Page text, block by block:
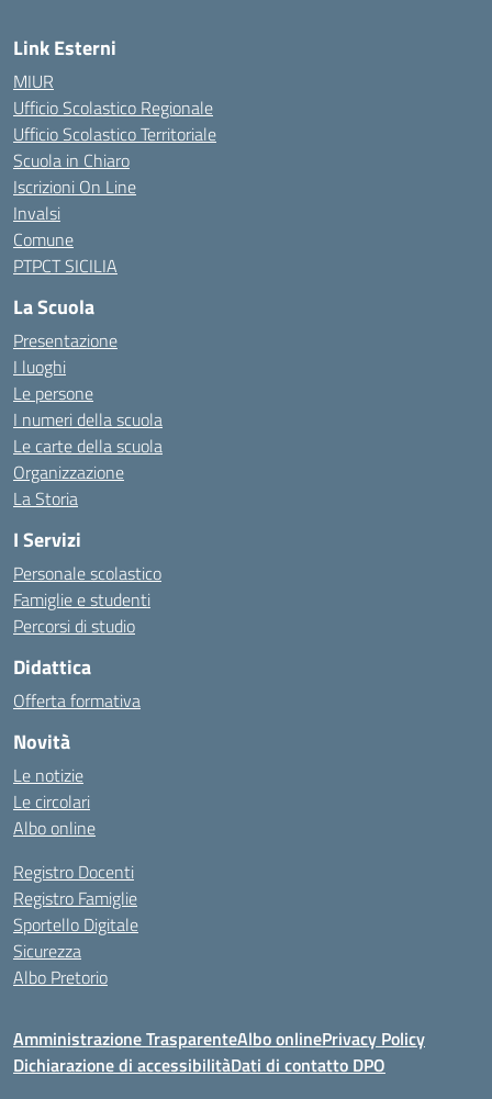
Link Esterni
MIUR
Ufficio Scolastico Regionale
Ufficio Scolastico Territoriale
Scuola in Chiaro
Iscrizioni On Line
Invalsi
Comune
PTPCT SICILIA
La Scuola
Presentazione
I luoghi
Le persone
I numeri della scuola
Le carte della scuola
Organizzazione
La Storia
I Servizi
Personale scolastico
Famiglie e studenti
Percorsi di studio
Didattica
Offerta formativa
Novità
Le notizie
Le circolari
Albo online
Registro Docenti
Registro Famiglie
Sportello Digitale
Sicurezza
Albo Pretorio
Amministrazione TrasparenteAlbo onlinePrivacy Policy
Dichiarazione di accessibilitàDati di contatto DPO